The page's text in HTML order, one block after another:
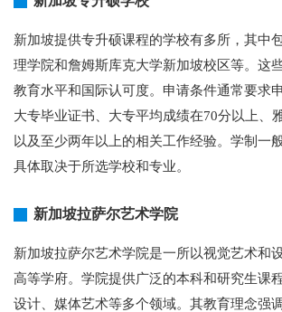
新加坡提供专升硕课程的学校有多所，其中
理学院和詹姆斯库克大学新加坡校区等。这
教育水平和国际认可度。申请条件通常要求
大专毕业证书、大专平均成绩在70分以上、
以及至少两年以上的相关工作经验。学制一
具体取决于所选学校和专业。
新加坡拉萨尔艺术学院
新加坡拉萨尔艺术学院是一所以视觉艺术和
高等学府。学院提供广泛的本科和研究生课
设计、媒体艺术等多个领域。其教育理念强